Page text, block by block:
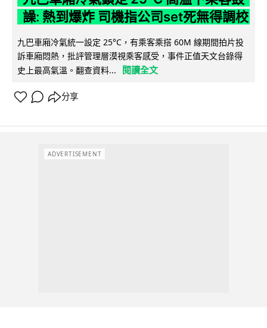
譟: 熱到爆炸 司機指公司set死無得調校
九巴車廂冷氣統一設定 25°C，有乘客乘搭 60M 線期間拍片投
訴車廂悶熱，批評管理層漠視乘客感受，事件正值天文台錄得
史上最高氣溫。翻查資料...
閱讀全文
分享
ADVERTISEMENT